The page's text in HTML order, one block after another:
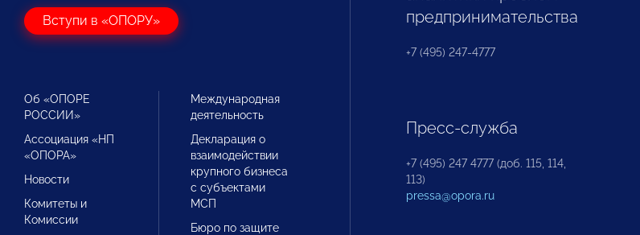
Вступи в «ОПОРУ»
Об «ОПОРЕ
РОССИИ»
Ассоциация «НП
«ОПОРА»
Новости
Комитеты и
Комиссии
Международная
деятельность
Декларация о
взаимодействии
крупного бизнеса
с субъектами
МСП
Бюро по защите
предпринимательства
+7 (495) 247-4777
Пресс-служба
+7 (495) 247 4777 (доб. 115, 114,
113)
pressa@opora.ru